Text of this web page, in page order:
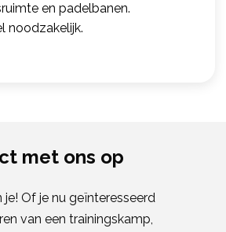
en padelbanen.
noodzakelijk.
met ons op
Of je nu geïnteresseerd
van een trainingskamp,